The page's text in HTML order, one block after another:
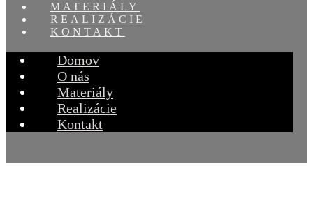
MATERIÁLY
REALIZÁCIE
KONTAKT
Domov
O nás
Materiály
Realizácie
Kontakt